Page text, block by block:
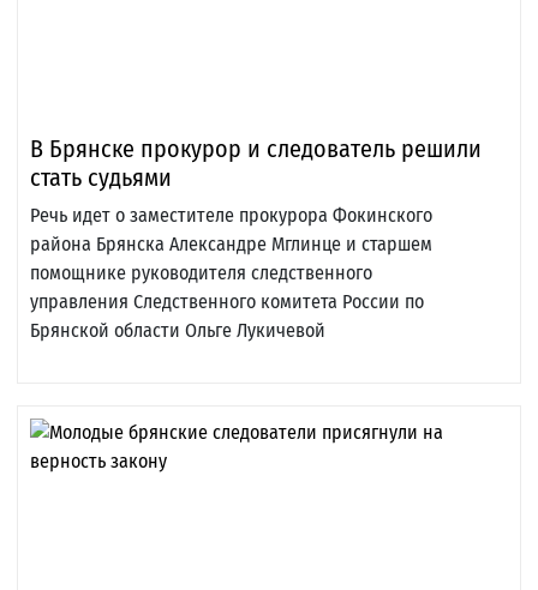
В Брянске прокурор и следователь решили
стать судьями
Речь идет о заместителе прокурора Фокинского
района Брянска Александре Мглинце и старшем
помощнике руководителя следственного
управления Следственного комитета России по
Брянской области Ольге Лукичевой